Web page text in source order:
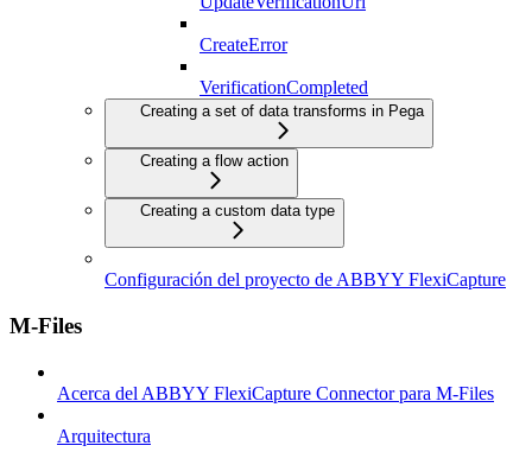
CreateError
VerificationCompleted
Creating a set of data transforms in Pega
Creating a flow action
Creating a custom data type
Configuración del proyecto de ABBYY FlexiCapture
M-Files
Acerca del ABBYY FlexiCapture Connector para M-Files
Arquitectura